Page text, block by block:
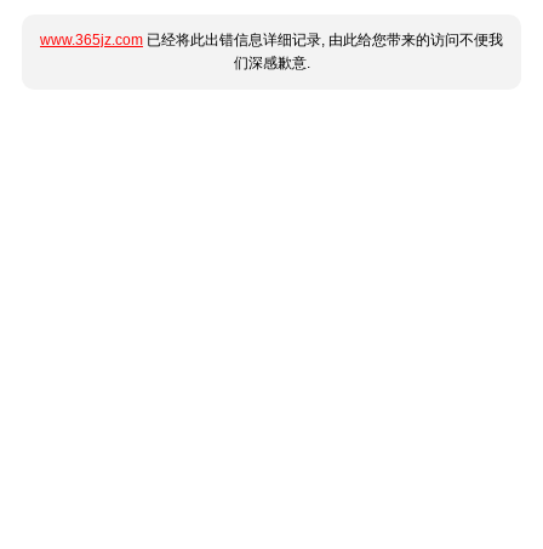
www.365jz.com 已经将此出错信息详细记录, 由此给您带来的访问不便我
们深感歉意.